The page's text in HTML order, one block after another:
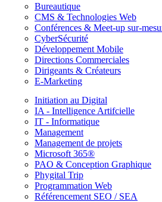
Bureautique
CMS & Technologies Web
Conférences & Meet-up sur-
CyberSécurité
Développement Mobile
Directions Commerciales
Dirigeants & Créateurs
E-Marketing
Initiation au Digital
IA - Intelligence Artifcielle
IT - Informatique
Management
Management de projets
Microsoft 365®
PAO & Conception Graphique
Phygital Trip
Programmation Web
Référencement SEO / SEA